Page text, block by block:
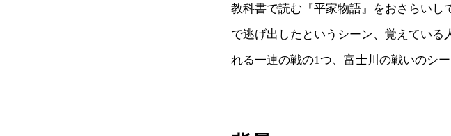
教科書で読む『平家物語』をおさらい
で逃げ出したというシーン、覚えてい
れる一連の戦の1つ、富士川の戦いのシ